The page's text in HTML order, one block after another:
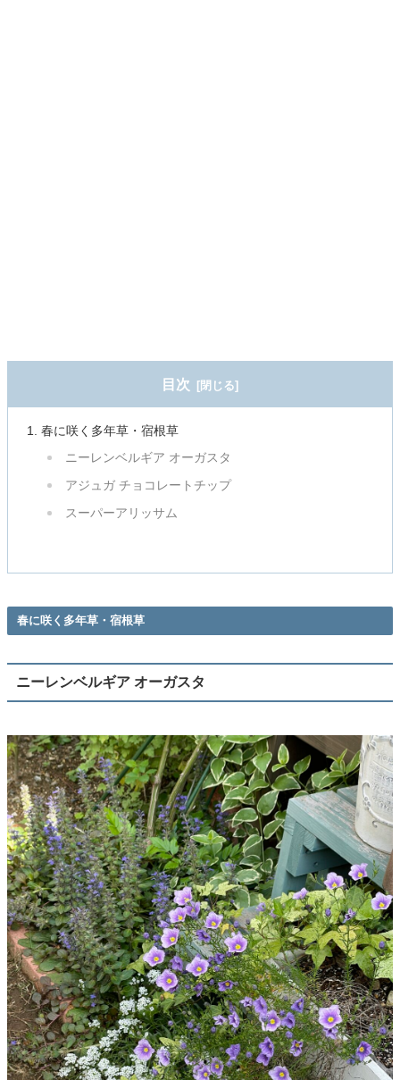
目次
春に咲く多年草・宿根草
ニーレンベルギア オーガスタ
アジュガ チョコレートチップ
スーパーアリッサム
春に咲く多年草・宿根草
ニーレンベルギア オーガスタ